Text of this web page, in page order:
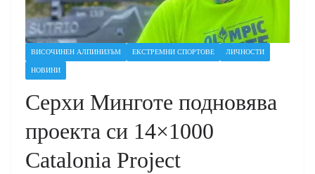
ВИСОЧИНЕН АЛПИНИЗЪМ ЕКСТРЕМНИ СПОРТОВЕ ЛИЧНОСТИ
НОВИНИ
Серхи Минготе подновява
проекта си 14×1000
Catalonia Project